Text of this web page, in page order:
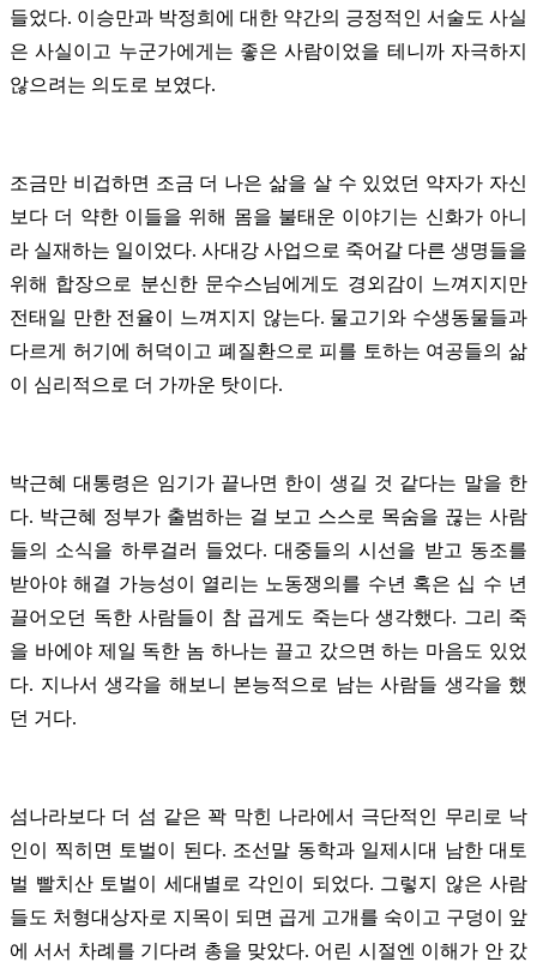
들었다. 이승만과 박정희에 대한 약간의 긍정적인 서술도 사실
은 사실이고 누군가에게는 좋은 사람이었을 테니까 자극하지
않으려는 의도로 보였다.
조금만 비겁하면 조금 더 나은 삶을 살 수 있었던 약자가 자신
보다 더 약한 이들을 위해 몸을 불태운 이야기는 신화가 아니
라 실재하는 일이었다. 사대강 사업으로 죽어갈 다른 생명들을
위해 합장으로 분신한 문수스님에게도 경외감이 느껴지지만
전태일 만한 전율이 느껴지지 않는다. 물고기와 수생동물들과
다르게 허기에 허덕이고 폐질환으로 피를 토하는 여공들의 삶
이 심리적으로 더 가까운 탓이다.
박근혜 대통령은 임기가 끝나면 한이 생길 것 같다는 말을 한
다. 박근혜 정부가 출범하는 걸 보고 스스로 목숨을 끊는 사람
들의 소식을 하루걸러 들었다. 대중들의 시선을 받고 동조를
받아야 해결 가능성이 열리는 노동쟁의를 수년 혹은 십 수 년
끌어오던 독한 사람들이 참 곱게도 죽는다 생각했다. 그리 죽
을 바에야 제일 독한 놈 하나는 끌고 갔으면 하는 마음도 있었
다. 지나서 생각을 해보니 본능적으로 남는 사람들 생각을 했
던 거다.
섬나라보다 더 섬 같은 꽉 막힌 나라에서 극단적인 무리로 낙
인이 찍히면 토벌이 된다. 조선말 동학과 일제시대 남한 대토
벌 빨치산 토벌이 세대별로 각인이 되었다. 그렇지 않은 사람
들도 처형대상자로 지목이 되면 곱게 고개를 숙이고 구덩이 앞
에 서서 차례를 기다려 총을 맞았다. 어린 시절엔 이해가 안 갔